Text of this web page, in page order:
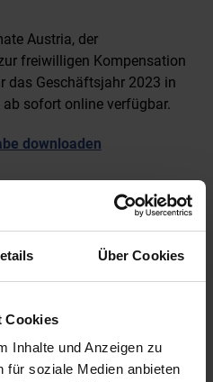
Über Cookies
Cookies
Inhalte und Anzeigen zu
für soziale Medien anbieten
Austria, der
freiwilligen Kompensation
das Geschäftsjahr 2023 in
sofort online verfügbar.
downloaden
2nppo